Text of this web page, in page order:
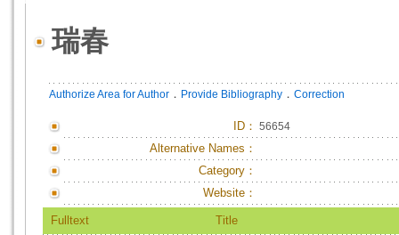
瑞春
Authorize Area for Author ． Provide Bibliography ． Correction
ID ： 56654
Alternative Names：
Category：
Website：
Fulltext Title